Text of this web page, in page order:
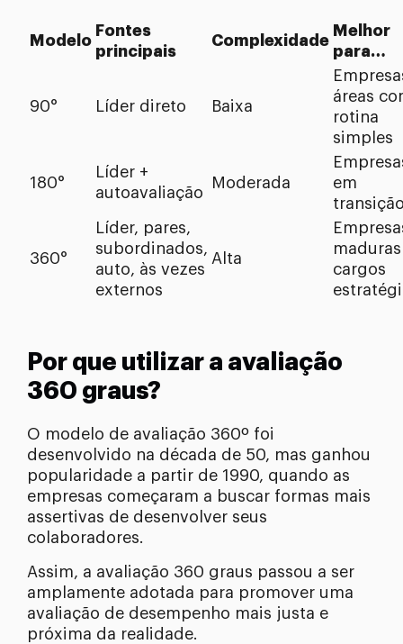
Modelo
Fontes
principais
Complexidade
Melhor
para…
90° Líder direto Baixa
áreas
rotina
simples
180°
Líder +
autoavaliação
Moderada
em
360°
Líder, pares,
subordinados,
auto, às vezes
externos
Alta
maduras
cargos
Por que utilizar a avaliação
360 graus?
O modelo de avaliação 360º foi
desenvolvido na década de 50, mas ganhou
popularidade a partir de 1990, quando as
empresas começaram a buscar formas mais
assertivas de desenvolver seus
colaboradores.
Assim, a avaliação 360 graus passou a ser
amplamente adotada para promover uma
avaliação de desempenho mais justa e
próxima da realidade.